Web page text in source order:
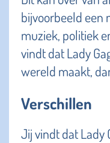
bijvoorbeeld een
muziek, politiek
vindt dat Lady
wereld maakt,
Verschillen
Jij vindt dat Lady